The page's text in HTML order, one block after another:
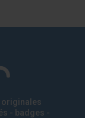
originales
- badges -